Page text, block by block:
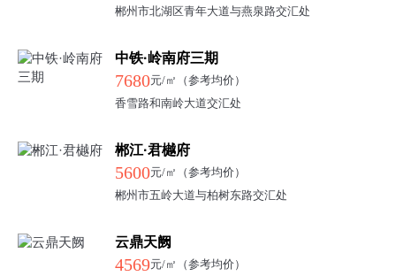
郴州市北湖区青年大道与燕泉路交汇处
中铁·岭南府三期
7680元/㎡（参考均价）
香雪路和南岭大道交汇处
郴江·君樾府
5600元/㎡（参考均价）
郴州市五岭大道与柏树东路交汇处
云鼎天阙
4569元/㎡（参考均价）